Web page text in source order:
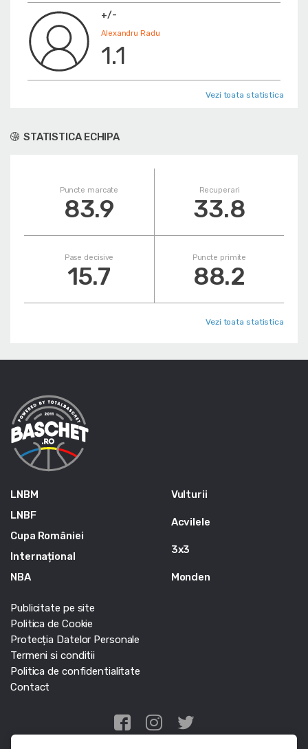
+/-
Alexandru Radu
1.1
Vezi toata statistica
STATISTICA ECHIPA
Puncte marcate
83.9
Recuperari
33.8
Pase decisive
15.7
Puncte primite
88.2
Vezi toata statistica
LNBM
LNBF
Cupa României
Internațional
NBA
Vulturii
Acvilele
3x3
Monden
Publicitate pe site
Politica de Cookie
Protecția Datelor Personale
Termeni si conditii
Politica de confidentialitate
Contact